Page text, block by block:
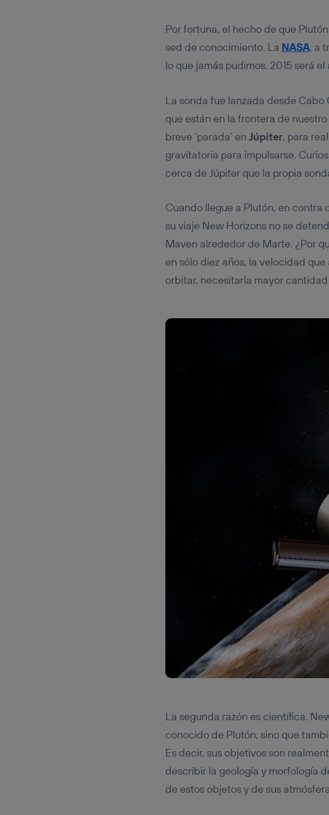
Por fortuna, el hecho de que
sed de conocimiento. La NASA, a
lo que jamás pudimos. 2015 será
La sonda fue lanzada desde
que están en la frontera de
breve ‘parada’ en Júpiter, para
gravitatoria para impulsarse.
cerca de Júpiter que la propia
Cuando llegue a Plutón, en contra
su viaje New Horizons no se
Maven alrededor de Marte. ¿Por
en sólo diez años, la velocidad que
orbitar, necesitaría mayor
La segunda razón es científica.
conocido de Plutón, sino que
Es decir, sus objetivos son
describir la geología y morfología
de estos objetos y de sus